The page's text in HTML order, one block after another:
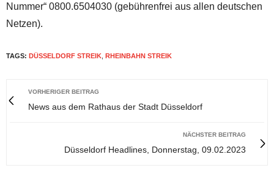
Nummer“ 0800.6504030 (gebührenfrei aus allen deutschen
Netzen).
TAGS: DÜSSELDORF STREIK RHEINBAHN STREIK
VORHERIGER BEITRAG
News aus dem Rathaus der Stadt Düsseldorf
NÄCHSTER BEITRAG
Düsseldorf Headlines, Donnerstag, 09.02.2023